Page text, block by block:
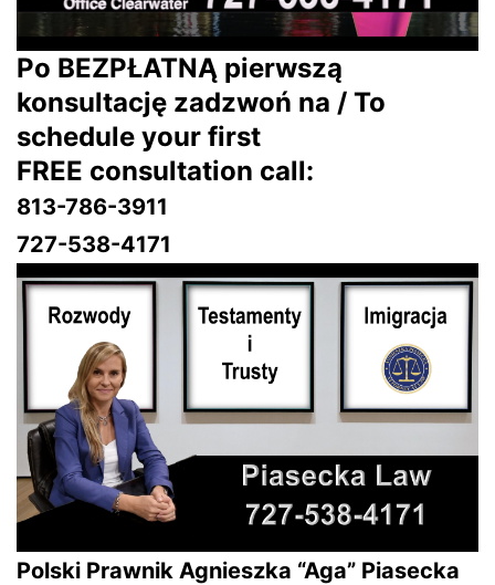
Po BEZPŁATNĄ pierwszą
konsultację zadzwoń na / To
schedule your first
FREE consultation call:
813-786-3911
727-538-4171
Polski Prawnik Agnieszka “Aga” Piasecka